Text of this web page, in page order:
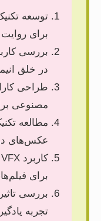
توسعه
برای
در خلق
طراحی
مصنوعی
مطالعه
عکس‌های
برای
بررسی
تجربه